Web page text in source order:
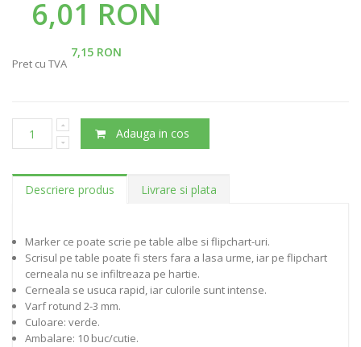
6,01 RON
7,15 RON
Pret cu TVA
Adauga in cos
Descriere produs Livrare si plata
Marker ce poate scrie pe table albe si flipchart-uri.
Scrisul pe table poate fi sters fara a lasa urme, iar pe flipchart
cerneala nu se infiltreaza pe hartie.
Cerneala se usuca rapid, iar culorile sunt intense.
Varf rotund 2-3 mm.
Culoare: verde.
Ambalare: 10 buc/cutie.